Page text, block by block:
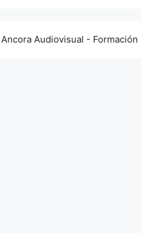
Audiovisual - Formación